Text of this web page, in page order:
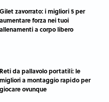
Gilet zavorrato: i migliori 5 per
aumentare forza nei tuoi
allenamenti a corpo libero
Reti da pallavolo portatili: le
migliori a montaggio rapido per
giocare ovunque